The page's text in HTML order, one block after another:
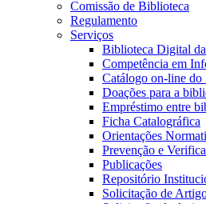
Comissão de Biblioteca
Regulamento
Serviços
Biblioteca Digital
Competência em
Catálogo on-line
Doações para a
Empréstimo entre
Ficha Catalográfica
Orientações
Prevenção e
Publicações
Repositório
Solicitação de